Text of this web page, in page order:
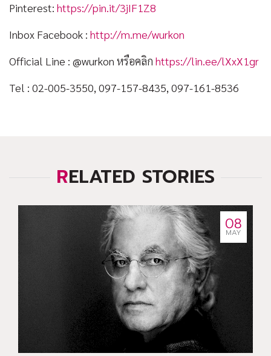
Pinterest: https://pin.it/3jIF1Z8
Inbox Facebook : http://m.me/wurkon
Official Line : @wurkon หรือคลิก https://lin.ee/lXxX1gr
Tel : 02-005-3550, 097-157-8435, 097-161-8536
RELATED STORIES
08
MAY